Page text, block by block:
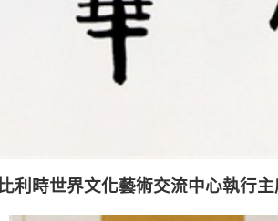
比利時世界文化藝術交流中心執行